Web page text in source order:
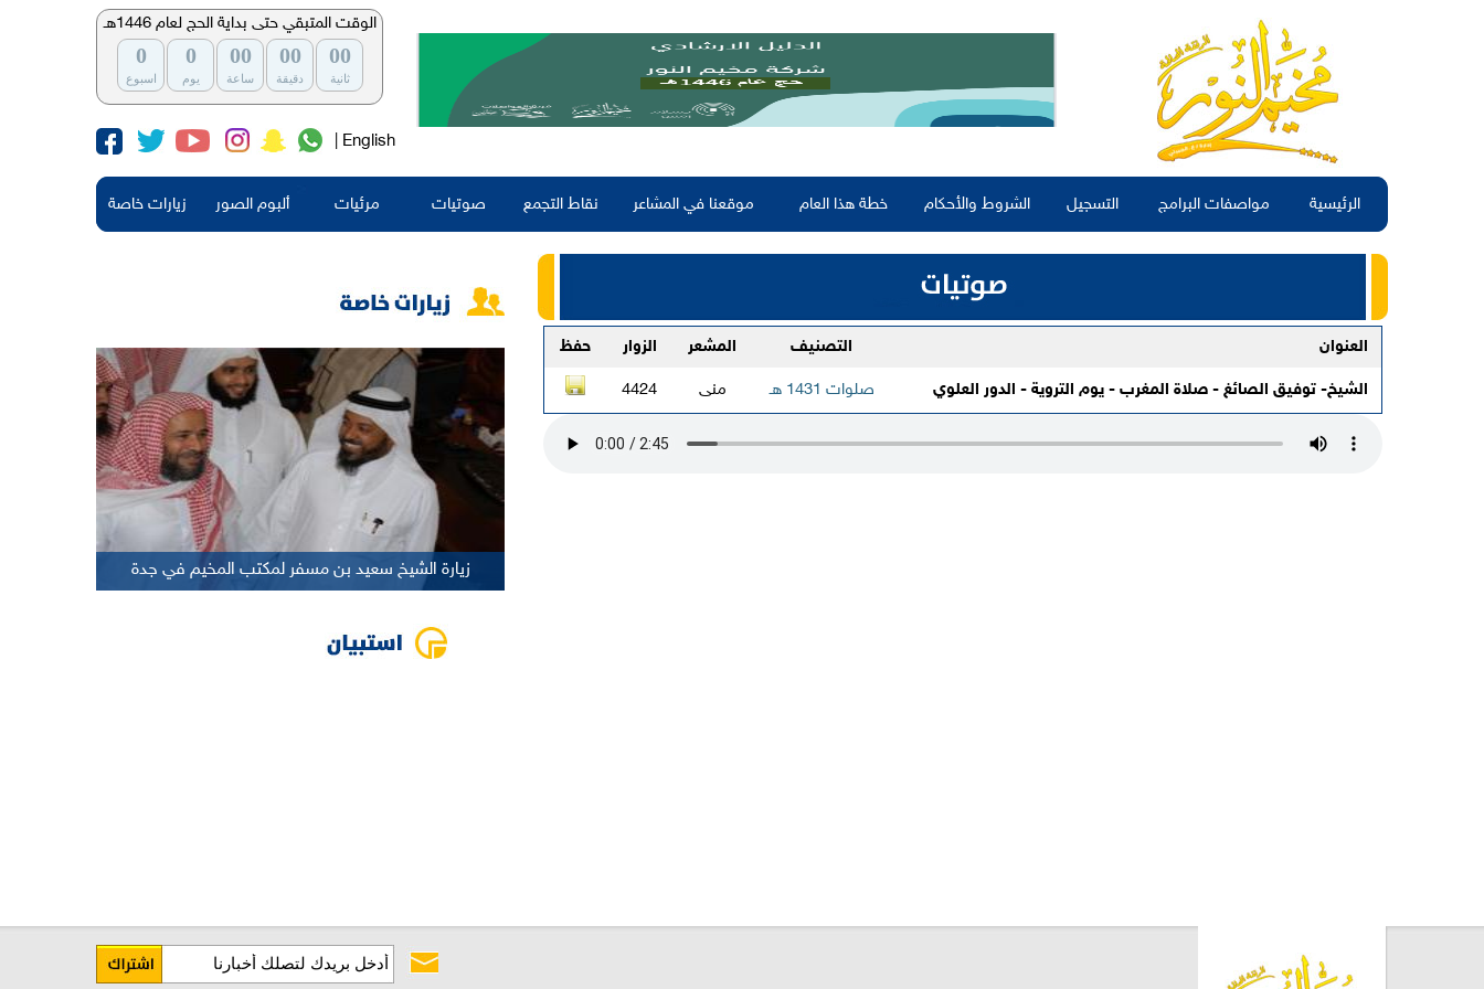
| English
الوقت المتبقي حتى بداية الحج لعام 1446هـ
0
اسبوع
0
يوم
00
ساعة
00
دقيقة
00
ثانية
زيارات خاصة ألبوم الصور مرئيات صوتيات نقاط التجمع موقعنا في المشاعر خطة هذا العام الشروط والأحكام التسجيل مواصفات البرامج الرئيسية
زيارة الشيخ سعيد بن مسفر لمكتب المخيم في جدة
العنوان التصنيف المشعر الزوار حفظ
الشيخ- توفيق الصائغ - صلاة المغرب - يوم التروية - الدور العلوي صلوات 1431 هـ منى 4424